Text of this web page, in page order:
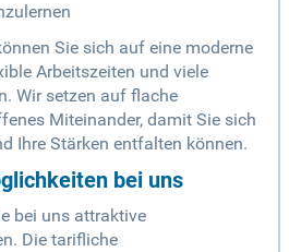
Sie sich auf eine moderne
Arbeitszeiten und viele
Wir setzen auf flache
Miteinander, damit Sie sich
Ihre Stärken entfalten können.
bei uns
bei uns attraktive
Die tarifliche